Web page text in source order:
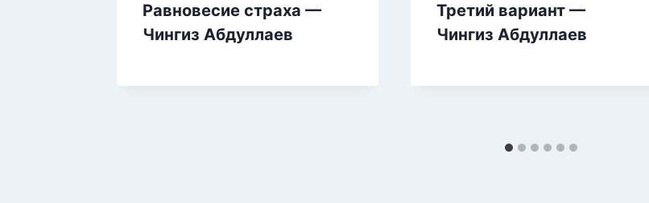
Равновесие страха —
Чингиз Абдуллаев
Третий вариант —
Чингиз Абдуллаев